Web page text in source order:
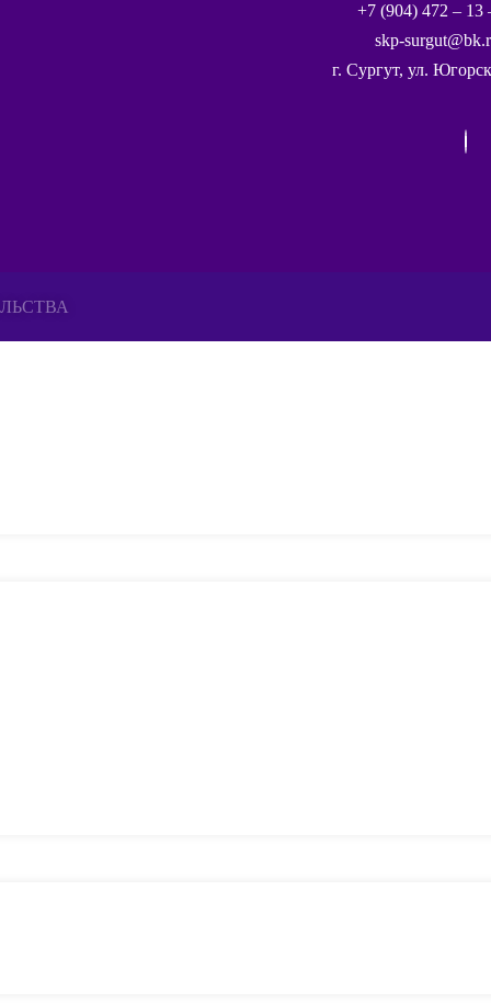
+7 (904) 472 – 13
skp-
г. Сургут, ул.
сайта. Если Вы продолжите использовать сайт, мы